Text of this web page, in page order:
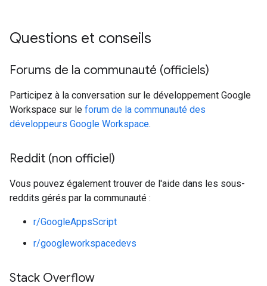
Questions et conseils
Forums de la communauté (officiels)
Participez à la conversation sur le développement Google
Workspace sur le forum de la communauté des
développeurs Google Workspace.
Reddit (non officiel)
Vous pouvez également trouver de l'aide dans les sous-
reddits gérés par la communauté :
r/GoogleAppsScript
r/googleworkspacedevs
Stack Overflow